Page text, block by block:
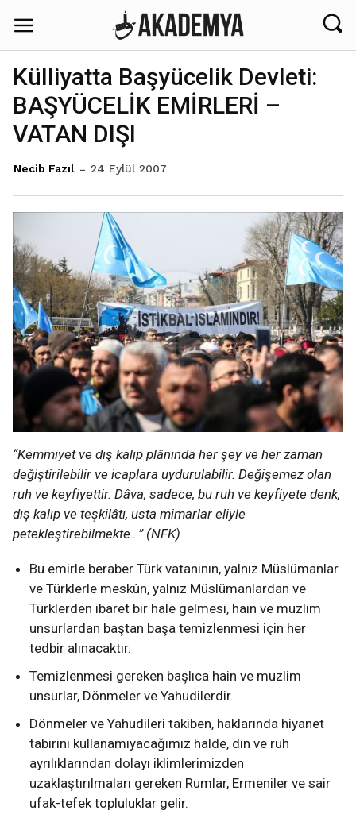
Külliyatta Başyücelik Devleti:
BAŞYÜCELİK EMİRLERİ –
VATAN DIŞI
Necib Fazıl 24 Eylül 2007
“Kemmiyet ve dış kalıp plânında her şey ve her zaman
değiştirilebilir ve icaplara uydurulabilir. Değişemez olan
ruh ve keyfiyettir. Dâva, sadece, bu ruh ve keyfiyete denk,
dış kalıp ve teşkilâtı, usta mimarlar eliyle
petekleştirebilmekte…” (NFK)
Bu emirle beraber Türk vatanının, yalnız Müslümanlar
ve Türklerle meskûn, yalnız Müslümanlardan ve
Türklerden ibaret bir hale gelmesi, hain ve muzlim
unsurlardan baştan başa temizlenmesi için her
tedbir alınacaktır.
Temizlenmesi gereken başlıca hain ve muzlim
unsurlar, Dönmeler ve Yahudilerdir.
Dönmeler ve Yahudileri takiben, haklarında hiyanet
tabirini kullanamıyacağımız halde, din ve ruh
ayrılıklarından dolayı iklimlerimizden
uzaklaştırılmaları gereken Rumlar, Ermeniler ve sair
ufak-tefek topluluklar gelir.